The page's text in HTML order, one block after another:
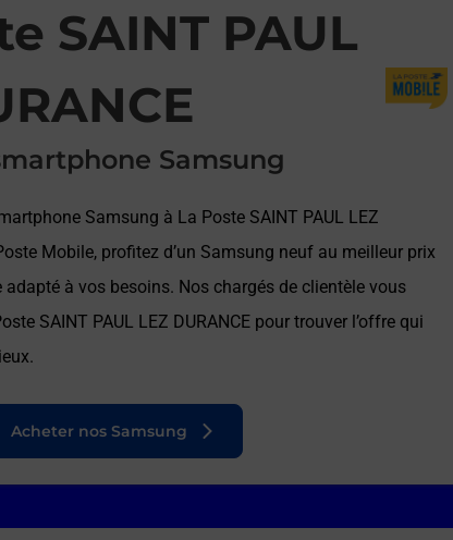
SAINT PAUL
Samsung
Samsung à La Poste SAINT PAUL LEZ
Mobile, profitez d’un Samsung neuf au meilleur prix
à vos besoins. Nos chargés de clientèle vous
SAINT PAUL LEZ DURANCE pour trouver l’offre qui
Acheter nos Samsung